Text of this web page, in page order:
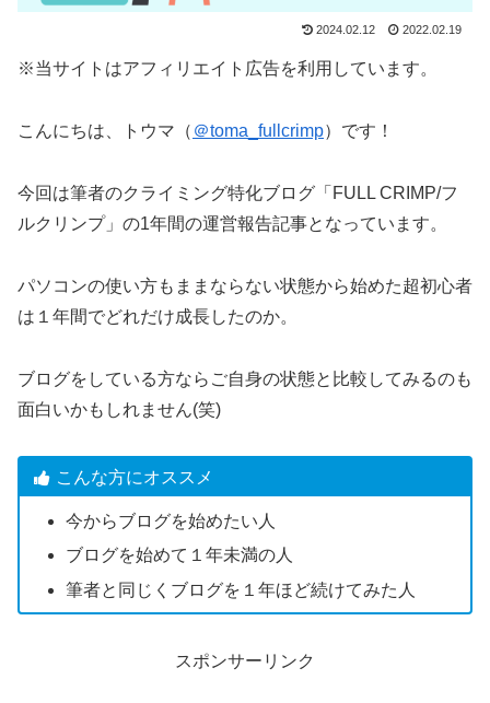
2024.02.12 2022.02.19
※当サイトはアフィリエイト広告を利用しています。
こんにちは、トウマ（ ＠toma_fullcrimp）です！
今回は筆者のクライミング特化ブログ「FULL CRIMP/フ
ルクリンプ」の1年間の運営報告記事となっています。
パソコンの使い方もままならない状態から始めた超初心者
は１年間でどれだけ成長したのか。
ブログをしている方ならご自身の状態と比較してみるのも
面白いかもしれません(笑)
こんな方にオススメ
今からブログを始めたい人
ブログを始めて１年未満の人
筆者と同じくブログを１年ほど続けてみた人
スポンサーリンク